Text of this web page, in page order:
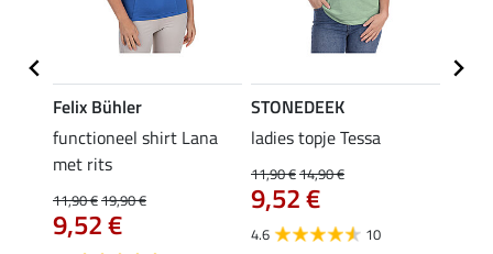
Felix Bühler
functioneel shirt Lana
met rits
11,90 €19,90 €
9,52 €
STONEDEEK
ladies topje Tessa
11,90 €14,90 €
9,52 €
4.6 10